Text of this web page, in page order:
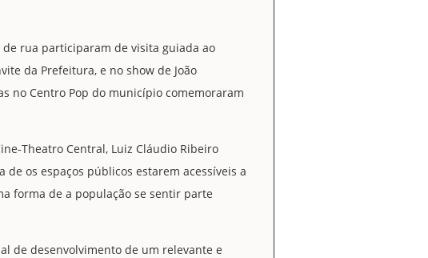
de rua participaram de visita guiada ao
da Prefeitura, e no show de João
no Centro Pop do município comemoraram
Theatro Central, Luiz Cláudio Ribeiro
de os espaços públicos estarem acessíveis a
forma de a população se sentir parte
de desenvolvimento de um relevante e